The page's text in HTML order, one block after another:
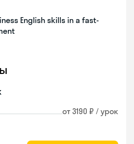
English skills in a fast-
от 3190 ₽ / урок